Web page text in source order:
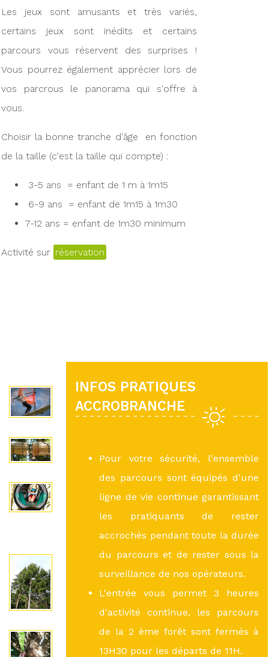
Les jeux sont amusants et très variés,
certains jeux sont inédits et certains
parcours vous réservent des surprises !
Vous pourrez également apprécier lors de
vos parcrous le panorama qui s'offre à
vous.
Choisir la bonne tranche d'âge en fonction
de la taille (c'est la taille qui compte) :
3-5 ans = enfant de 1 m à 1m15
6-9 ans = enfant de 1m15 à 1m30
7-12 ans = enfant de 1m30 minimum
Activité sur réservation
INFOS PRATIQUES
ACCROBRANCHE
Pour votre sécurité, l'ensemble
des parcours sont équipés d'une
ligne de vie continue garantissant
les pratiquants de rester
accrochés pendant toute la durée
du parcours et de rester sous la
surveillance de nos opérateurs.
L'entrée vous permet 3 heures
d'activité continue, les parcours
de la 2 ème forêt sont fermés à
13H30 pour les départs de 11H.